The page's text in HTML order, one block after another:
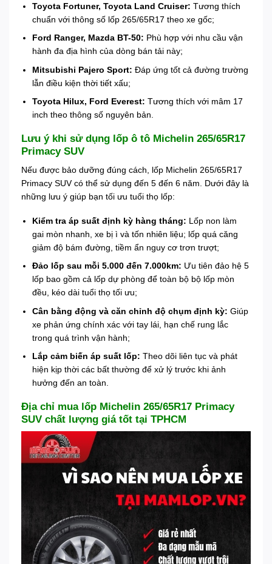
Toyota Fortuner, Toyota Land Cruiser: Tương thích
chuẩn với thông số lốp 265/65R17 theo xe gốc;
Ford Ranger, Mazda BT-50: Phù hợp với nhu cầu vận
hành đa địa hình của dòng bán tải này;
Mitsubishi Pajero Sport: Đáp ứng tốt cả đường trường
lẫn điều kiện thời tiết xấu;
Toyota Hilux, Ford Everest: Tương thích với mâm 17
inch theo thông số nguyên bản.
Lưu ý khi sử dụng lốp ô tô Michelin 265/65R17
Primacy SUV
Nếu được bảo dưỡng đúng cách, lốp Michelin 265/65R17
Primacy SUV có thể sử dụng đến 5 đến 6 năm. Dưới đây là
những lưu ý giúp bạn tối ưu tuổi thọ lốp:
Kiểm tra áp suất định kỳ hàng tháng: Lốp non làm
gai mòn nhanh, xe bị ì và tốn nhiên liệu; lốp quá căng
giảm độ bám đường, tiềm ẩn nguy cơ trơn trượt;
Đảo lốp sau mỗi 5.000 đến 7.000km: Ưu tiên đảo hệ 5
lốp bao gồm cả lốp dự phòng để toàn bộ bộ lốp mòn
đều, kéo dài tuổi thọ tối ưu;
Cân bằng động và căn chỉnh độ chụm định kỳ: Giúp
xe phản ứng chính xác với tay lái, hạn chế rung lắc
trong quá trình vận hành;
Lắp cảm biến áp suất lốp: Theo dõi liên tục và phát
hiện kịp thời các bất thường để xử lý trước khi ảnh
hưởng đến an toàn.
Địa chỉ mua lốp Michelin 265/65R17 Primacy
SUV chất lượng giá tốt tại TPHCM